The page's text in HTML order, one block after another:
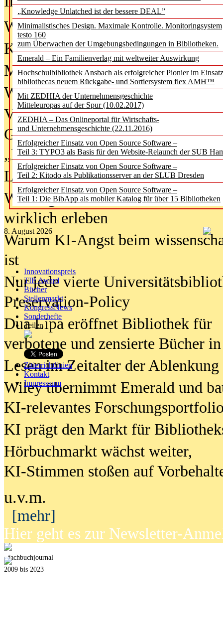
„Knowledge Unlatched ist der bessere DEAL”
Minimalistisches Design. Maximale Kontrolle. Monitoringsystem
testo 160
zum Überwachen der Umgebungsbedingungen in Bibliotheken.
Emerald – Ein Familienverlag mit weltweiter Auswirkung
Hochschulbibliothek Ansbach als erfolgreicher Pionier im
bibliothecas neuem Rückgabe- und Sortiersystem flex AMH™
Mit ZEDHIA der Unternehmensgeschichte
Mitteleuropas auf der Spur (10.02.2017)
ZEDHIA – Das Onlineportal für Wirtschafts-
und Unternehmensgeschichte (22.11.2016)
Erfolgreicher Einsatz von Open Source Software –
Teil 3: TYPO3 als Basis für den Website-Relaunch der SUB
Erfolgreicher Einsatz von Open Source Software –
Teil 2: Kitodo als Publikationsserver an der SLUB Dresden
Erfolgreicher Einsatz von Open Source Software –
Teil 1: Die BibApp als mobiler Katalog für über 15 Bibliotheken
8. August 2026
Innovationspreis
TIP Award
Bücher
Stellenmarkt
KongressNews
Sonderhefte
Teilen
Zitierrichtlinien
Kontakt
Impresssum
Was Hochschul­bibliotheken von
Kinder in der digitalen Welt
Metadaten als Infrastruktur
Wenn Bots katalogisieren
Von Abschlusskleidern bis
Geisterjagd-Ausrüstung in der
„Library of Things“ unterwegs
Lesen als Infrastrukturaufgabe
Wie Jugendliche Social Media
wirklich erleben
Warum KI-Angst beim
ist
Nur jede vierte
Preservation-Policy
Dua Lipa eröffnet Bibliothek für
verbotene und zensierte Bücher
Lesen im Zeitalter der Ablenkung
Wiley übernimmt Emerald und
KI-relevantes
KI prägt den Markt für
Hörbuchmarkt wächst weiter,
KI-Stimmen stoßen auf
u.v.m.
[mehr]
Hier geht es zur Newsletter-
fachbuchjournal
2009 bis 2023